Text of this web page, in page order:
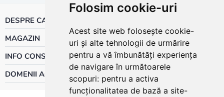
Folosim cookie-uri
Acest site web folosește cookie-
uri și alte tehnologii de urmărire
pentru a vă îmbunătăți experiența
de navigare în următoarele
scopuri: pentru a activa
funcționalitatea de bază a site-
DESPRE CALOR
MAGAZIN
INFO CONSUMATOR
DOMENII ACTIVITATE